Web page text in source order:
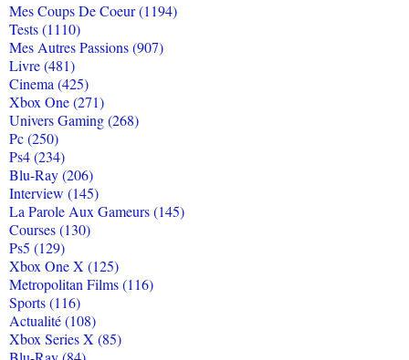
Mes Coups De Coeur (1194)
Tests (1110)
Mes Autres Passions (907)
Livre (481)
Cinema (425)
Xbox One (271)
Univers Gaming (268)
Pc (250)
Ps4 (234)
Blu-Ray (206)
Interview (145)
La Parole Aux Gameurs (145)
Courses (130)
Ps5 (129)
Xbox One X (125)
Metropolitan Films (116)
Sports (116)
Actualité (108)
Xbox Series X (85)